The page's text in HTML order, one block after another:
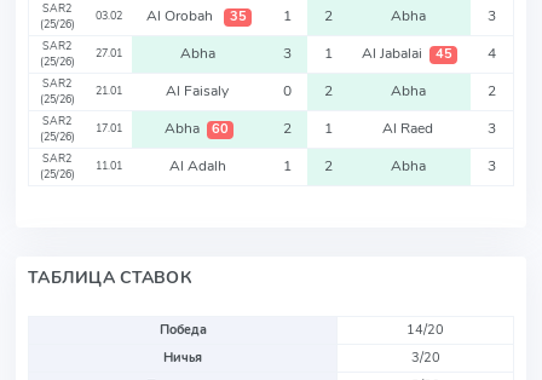
SAR2
(25/26)
03.02 Al Orobah 35 1 2 Abha 3
SAR2
(25/26)
27.01 Abha 3 1 Al Jabalai 45 4
SAR2
(25/26)
21.01 Al Faisaly 0 2 Abha 2
SAR2
(25/26)
17.01 Abha 60 2 1 Al Raed 3
SAR2
(25/26)
11.01 Al Adalh 1 2 Abha 3
ТАБЛИЦА СТАВОК
Победа
14/20
Ничья
3/20